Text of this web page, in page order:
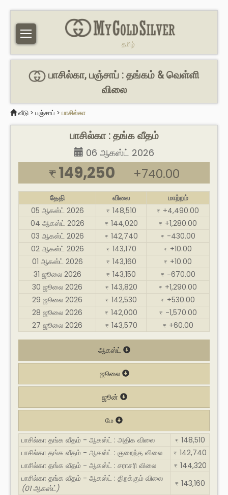
தமிழ்
பாசில்கா, பஞ்சாப் : தங்கம் & வெள்ளி
விலை
வீடு > பஞ்சாப் > பாசில்கா
பாசில்கா : தங்க வீதம்
06 ஆகஸ்ட் 2026
₹ 149,250 +740.00
தேதி விலை
மாற்றம்
05 ஆகஸ்ட் 2026
₹ 148,510 ₹ +4,490.00
04 ஆகஸ்ட் 2026
₹ 144,020 ₹ +1,280.00
03 ஆகஸ்ட் 2026
₹ 142,740 ₹ -430.00
02 ஆகஸ்ட் 2026
₹ 143,170 ₹ +10.00
01 ஆகஸ்ட் 2026
₹ 143,160 ₹ +10.00
31 ஜூலை 2026
₹ 143,150 ₹ -670.00
30 ஜூலை 2026
₹ 143,820 ₹ +1,290.00
29 ஜூலை 2026
₹ 142,530 ₹ +530.00
28 ஜூலை 2026
₹ 142,000 ₹ -1,570.00
27 ஜூலை 2026
₹ 143,570 ₹ +60.00
ஆகஸ்ட்
ஜூலை
ஜூன்
மே
பாசில்கா தங்க வீதம் - ஆகஸ்ட் : அதிக விலை
₹ 148,510
பாசில்கா தங்க வீதம் - ஆகஸ்ட் : குறைந்த விலை
₹ 142,740
பாசில்கா தங்க வீதம் - ஆகஸ்ட் : சராசரி விலை
₹ 144,320
பாசில்கா தங்க வீதம் - ஆகஸ்ட் : திறக்கும் விலை
(01 ஆகஸ்ட்)
₹ 143,160